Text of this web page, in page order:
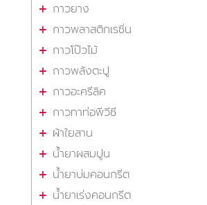
กาวยาง
กาวพลาสติกเรซิ่น
กาวโป๊วไม้
กาวพลังตะปู
กาวอะครีลิค
กาวทาท่อพีวีซี
ผ้าใยสาน
น้ำยาผสมปูน
น้ำยาบ่มคอนกรีต
น้ำยาเร่งคอนกรีต